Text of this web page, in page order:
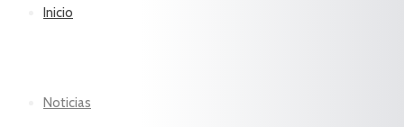
Inicio
Noticias